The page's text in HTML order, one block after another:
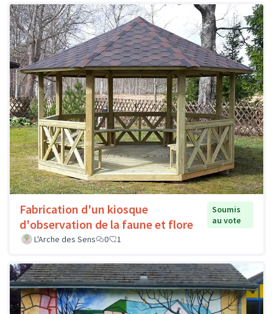
Fabrication d'un kiosque
d'observation de la faune et flore
Soumis
au vote
L'Arche des Sens
0 1